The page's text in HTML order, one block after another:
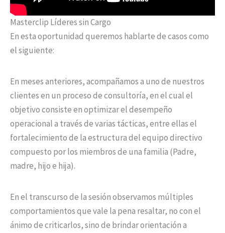
Masterclip Líderes sin Cargo
En esta oportunidad queremos hablarte de casos como
el siguiente:
En meses anteriores, acompañamos a uno de nuestros
clientes en un proceso de consultoría, en el cual el
objetivo consiste en optimizar el desempeño
operacional a través de varias tácticas, entre ellas el
fortalecimiento de la estructura del equipo directivo
compuesto por los miembros de una familia (Padre,
madre, hijo e hija).
En el transcurso de la sesión observamos múltiples
comportamientos que vale la pena resaltar, no con el
ánimo de criticarlos, sino de brindar orientación a